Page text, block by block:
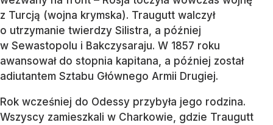
z Turcją (wojna krymska). Traugutt walczył
o utrzymanie twierdzy Silistra, a później
w Sewastopolu i Bakczysaraju. W 1857 roku
awansował do stopnia kapitana, a później został
adiutantem Sztabu Głównego Armii Drugiej.
Rok wcześniej do Odessy przybyła jego rodzina.
Wszyscy zamieszkali w Charkowie, gdzie Traugutt